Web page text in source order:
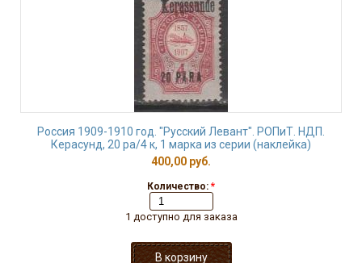
Россия 1909-1910 год. "Русский Левант". РОПиТ. НДП.
Керасунд, 20 ра/4 к, 1 марка из серии (наклейка)
400,00 руб.
Количество: *
1 доступно для заказа